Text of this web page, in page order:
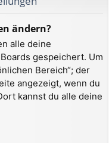
ändern?
alle deine
gespeichert. Um
Bereich“; der
angezeigt, wenn du
kannst du alle deine